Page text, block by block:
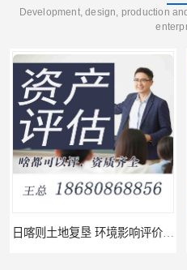
Development, design, production